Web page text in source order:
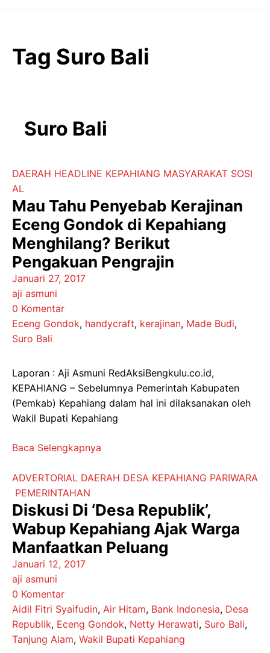
Tag Suro Bali
Suro Bali
DAERAH HEADLINE KEPAHIANG MASYARAKAT SOSI
AL
Mau Tahu Penyebab Kerajinan
Eceng Gondok di Kepahiang
Menghilang? Berikut
Pengakuan Pengrajin
Januari 27, 2017
aji asmuni
0 Komentar
Eceng Gondok, handycraft, kerajinan, Made Budi,
Suro Bali
Laporan : Aji Asmuni RedAksiBengkulu.co.id,
KEPAHIANG – Sebelumnya Pemerintah Kabupaten
(Pemkab) Kepahiang dalam hal ini dilaksanakan oleh
Wakil Bupati Kepahiang
Baca Selengkapnya
ADVERTORIAL DAERAH DESA KEPAHIANG PARIWARA
PEMERINTAHAN
Diskusi Di ‘Desa Republik’,
Wabup Kepahiang Ajak Warga
Manfaatkan Peluang
Januari 12, 2017
aji asmuni
0 Komentar
Aidil Fitri Syaifudin, Air Hitam, Bank Indonesia, Desa
Republik, Eceng Gondok, Netty Herawati, Suro Bali,
Tanjung Alam, Wakil Bupati Kepahiang